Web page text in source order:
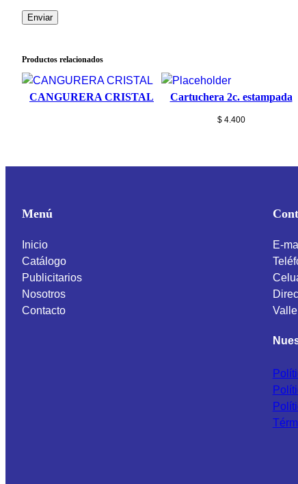
Productos relacionados
CANGURERA CRISTAL Cartuchera 2c. estampada
$4.400
Menú
Inicio
Catálogo
Publicitarios
Nosotros
Contacto
E-